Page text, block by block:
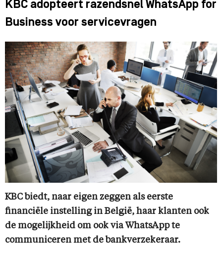
KBC adopteert razendsnel WhatsApp for
Business voor servicevragen
KBC biedt, naar eigen zeggen als eerste
financiële instelling in België, haar klanten ook
de mogelijkheid om ook via WhatsApp te
communiceren met de bankverzekeraar.